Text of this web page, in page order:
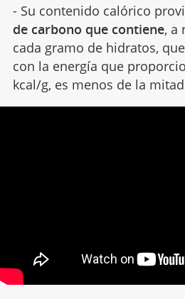
- Su contenido calórico
de carbono que contiene, a
cada gramo de hidratos,
con la energía que
kcal/g, es menos de la